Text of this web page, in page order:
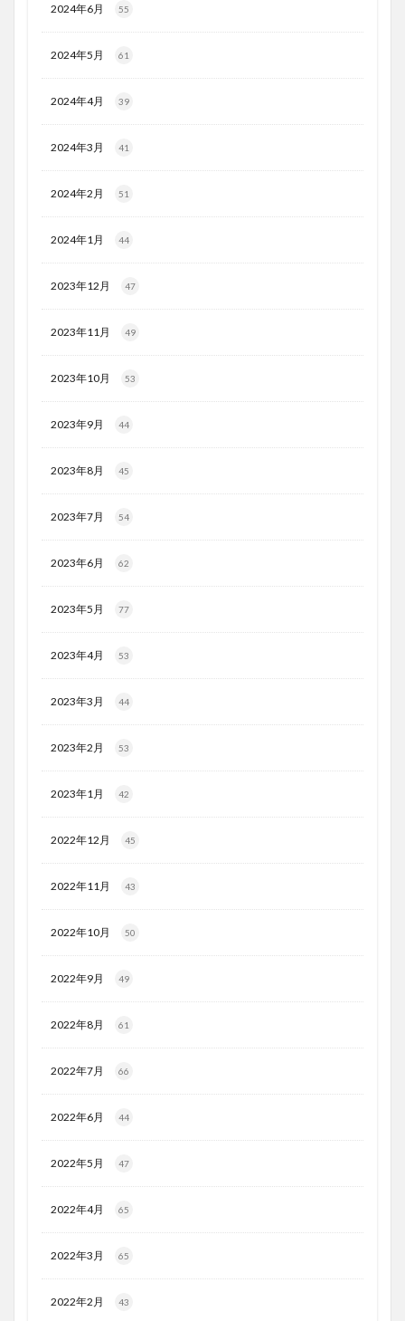
2024年6月 55
2024年5月 61
2024年4月 39
2024年3月 41
2024年2月 51
2024年1月 44
2023年12月 47
2023年11月 49
2023年10月 53
2023年9月 44
2023年8月 45
2023年7月 54
2023年6月 62
2023年5月 77
2023年4月 53
2023年3月 44
2023年2月 53
2023年1月 42
2022年12月 45
2022年11月 43
2022年10月 50
2022年9月 49
2022年8月 61
2022年7月 66
2022年6月 44
2022年5月 47
2022年4月 65
2022年3月 65
2022年2月 43